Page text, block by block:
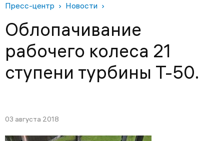
Пресс-центр Новости
Облопачивание
рабочего колеса 21
ступени турбины Т-50.
03 августа 2018